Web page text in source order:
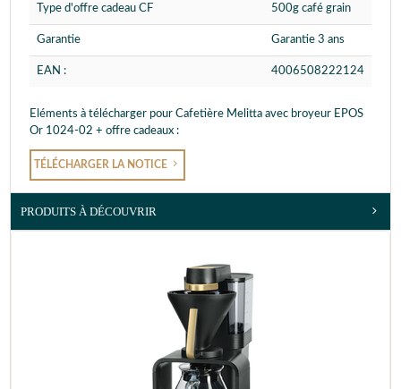
Type d'offre cadeau CF 500g café grain
Garantie Garantie 3 ans
EAN : 4006508222124
Eléments à télécharger pour Cafetière Melitta avec broyeur EPOS
Or 1024-02 + offre cadeaux :
TÉLÉCHARGER LA NOTICE
PRODUITS À DÉCOUVRIR